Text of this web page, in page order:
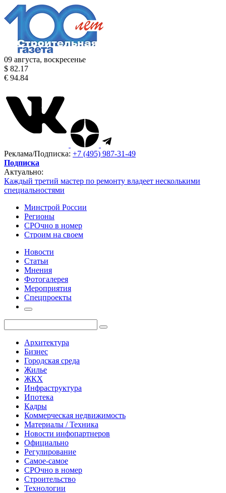
09 августа, воскресенье
$ 82.17
€ 94.84
Реклама/Подписка: +7 (495) 987-31-49
Подписка
Актуально:
Каждый третий мастер по ремонту владеет несколькими
специальностями
Минстрой России
Регионы
СРОчно в номер
Строим на своем
Новости
Статьи
Мнения
Фотогалерея
Мероприятия
Спецпроекты
Архитектура
Бизнес
Городская среда
Жилье
ЖКХ
Инфраструктура
Ипотека
Кадры
Коммерческая недвижимость
Материалы / Техника
Новости инфопартнеров
Официально
Регулирование
Самое-самое
СРОчно в номер
Строительство
Технологии